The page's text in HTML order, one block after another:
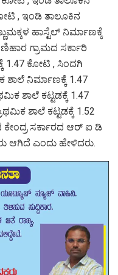
, ಇಂಡಿ ತಾಲೂಕಿನ
ಹಾಸ್ಟೆಲ್ ನಿರ್ಮಾಣಕ್ಕೆ
ಗ್ರಾಮದ ಸರ್ಕಾರಿ
1.47 ಕೋಟಿ , ಸಿಂದಗಿ
ಶಾಲೆ ನಿರ್ಮಾಣಕ್ಕೆ 1.47
ಶಾಲೆ ಕಟ್ಟಡಕ್ಕೆ 1.47
ಶಾಲೆ ಕಟ್ಟಡಕ್ಕೆ 1.52
ಸರ್ಕಾರದ ಆರ್ ಐ ಡಿ
ಎಂದು ಹೇಳಿದರು.